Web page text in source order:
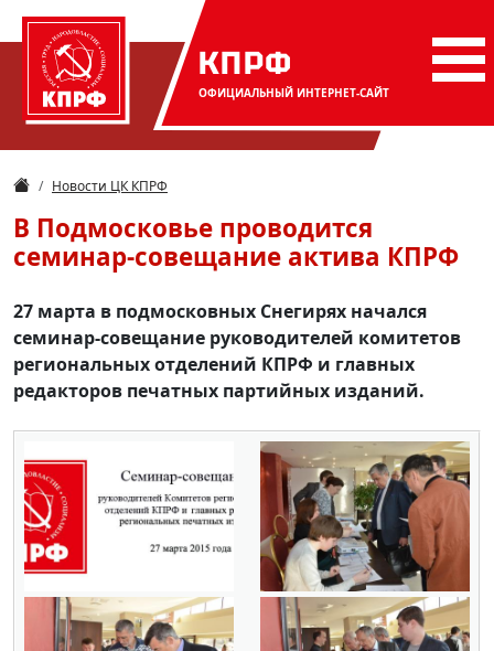
КПРФ
ОФИЦИАЛЬНЫЙ ИНТЕРНЕТ-САЙТ
Новости ЦК КПРФ
В Подмосковье проводится
семинар-совещание актива КПРФ
27 марта в подмосковных Снегирях начался
семинар-совещание руководителей комитетов
региональных отделений КПРФ и главных
редакторов печатных партийных изданий.